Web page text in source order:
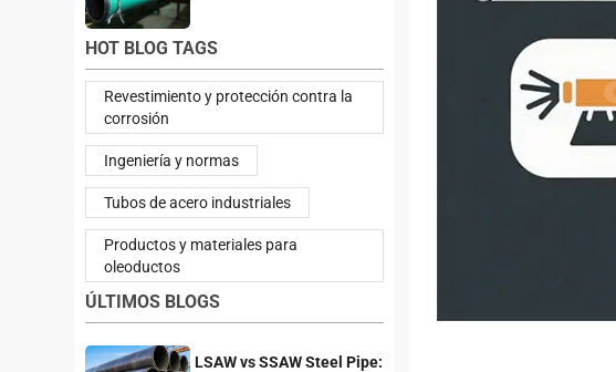
HOT BLOG TAGS
Revestimiento y protección contra la
corrosión
Ingeniería y normas
Tubos de acero industriales
Productos y materiales para
oleoductos
ÚLTIMOS BLOGS
LSAW vs SSAW Steel Pipe: